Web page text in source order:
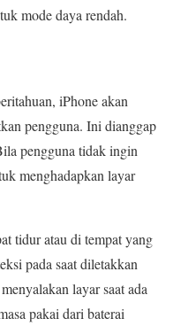
mode daya rendah.
iPhone akan
pengguna. Ini dianggap
pengguna tidak ingin
menghadapkan layar
tidur atau di tempat yang
pada saat diletakkan
layar saat ada
pakai dari baterai